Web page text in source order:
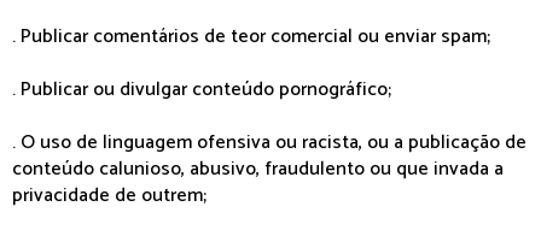
. Publicar comentários de teor comercial ou enviar spam;
. Publicar ou divulgar conteúdo pornográfico;
. O uso de linguagem ofensiva ou racista, ou a publicação de
conteúdo calunioso, abusivo, fraudulento ou que invada a
privacidade de outrem;